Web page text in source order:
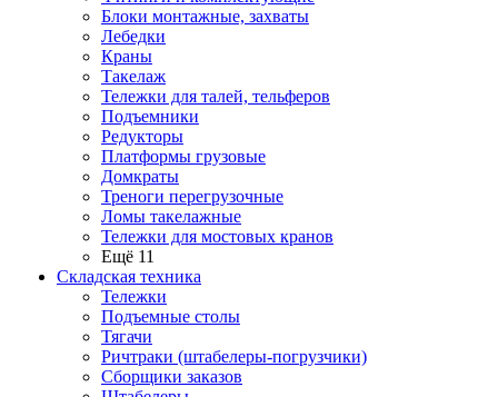
Блоки монтажные, захваты
Лебедки
Краны
Такелаж
Тележки для талей, тельферов
Подъемники
Редукторы
Платформы грузовые
Домкраты
Треноги перегрузочные
Ломы такелажные
Тележки для мостовых кранов
Ещё 11
Складская техника
Тележки
Подъемные столы
Тягачи
Ричтраки (штабелеры-погрузчики)
Сборщики заказов